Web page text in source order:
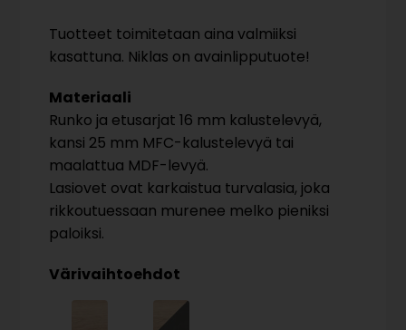
Tuotteet toimitetaan aina valmiiksi
kasattuna. Niklas on avainlipputuote!
Materiaali
Runko ja etusarjat 16 mm kalustelevyä,
kansi 25 mm MFC-kalustelevyä tai
maalattua MDF-levyä.
Lasiovet ovat karkaistua turvalasia, joka
rikkoutuessaan murenee melko pieniksi
paloiksi.
Värivaihtoehdot